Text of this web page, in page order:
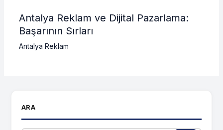
Antalya Reklam ve Dijital Pazarlama:
Başarının Sırları
Antalya Reklam
ARA